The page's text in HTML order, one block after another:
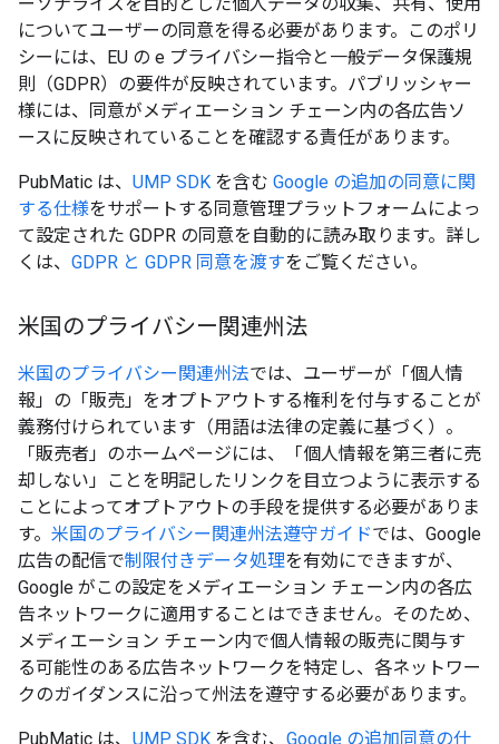
についてユーザーの同意を得る必要があります。このポリ
シーには、EU の e プライバシー指令と一般データ保護規
則（GDPR）の要件が反映されています。パブリッシャー
様には、同意がメディエーション チェーン内の各広告ソ
ースに反映されていることを確認する責任があります。
PubMatic は、 UMP SDK を含む Google の追加の同意に関
する仕様をサポートする同意管理プラットフォームによっ
て設定された GDPR の同意を自動的に読み取ります。詳し
くは、 GDPR と GDPR 同意を渡すをご覧ください。
米国のプライバシー関連州法
米国のプライバシー関連州法では、ユーザーが「個人情
報」の「販売」をオプトアウトする権利を付与することが
義務付けられています（用語は法律の定義に基づく）。
「販売者」のホームページには、「個人情報を第三者に売
却しない」ことを明記したリンクを目立つように表示する
ことによってオプトアウトの手段を提供する必要がありま
す。 米国のプライバシー関連州法遵守ガイドでは、Google
広告の配信で制限付きデータ処理を有効にできますが、
Google がこの設定をメディエーション チェーン内の各広
告ネットワークに適用することはできません。そのため、
メディエーション チェーン内で個人情報の販売に関与す
る可能性のある広告ネットワークを特定し、各ネットワー
クのガイダンスに沿って州法を遵守する必要があります。
PubMatic は、 UMP SDK を含む、 Google の追加同意の仕